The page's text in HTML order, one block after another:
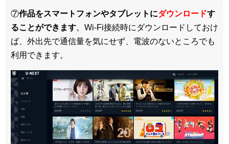
⑦作品をスマートフォンやタブレットにダウンロードす
ることができます。Wi-Fi接続時にダウンロードしておけ
ば、外出先で通信量を気にせず、電波のないところでも
利用できます。